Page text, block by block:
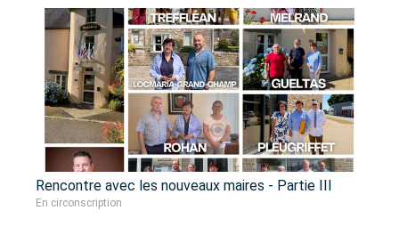
Rencontre avec les nouveaux maires - Partie III
En circonscription